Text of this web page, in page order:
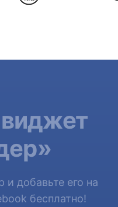
и добавьте его на
бесплатно!